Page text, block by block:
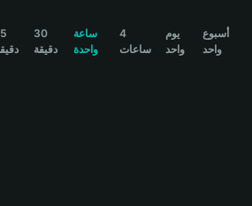
30
دقيقة
ساعة
واحدة
4
ساعات
يوم
واحد
أسبوع
واحد